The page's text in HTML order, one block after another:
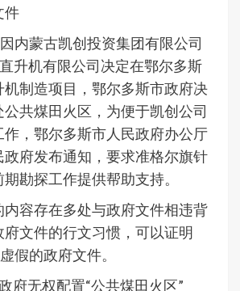
件
内蒙古凯创投资集团有限公司
升机有限公司决定在鄂尔多斯
制造项目，鄂尔多斯市政府决
共煤田火区，为便于凯创公司
，鄂尔多斯市人民政府办公厅
政府发布通知，要求准格尔旗针
勘探工作提供帮助支持。
内容存在多处与政府文件相违背
府文件的行文习惯，可以证明
假的政府文件。
府无权配置“公共煤田火区”